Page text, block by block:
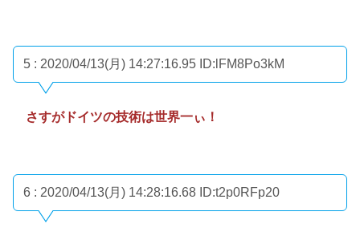
5 : 2020/04/13(月) 14:27:16.95 ID:lFM8Po3kM
さすがドイツの技術は世界一ぃ！
6 : 2020/04/13(月) 14:28:16.68 ID:t2p0RFp20